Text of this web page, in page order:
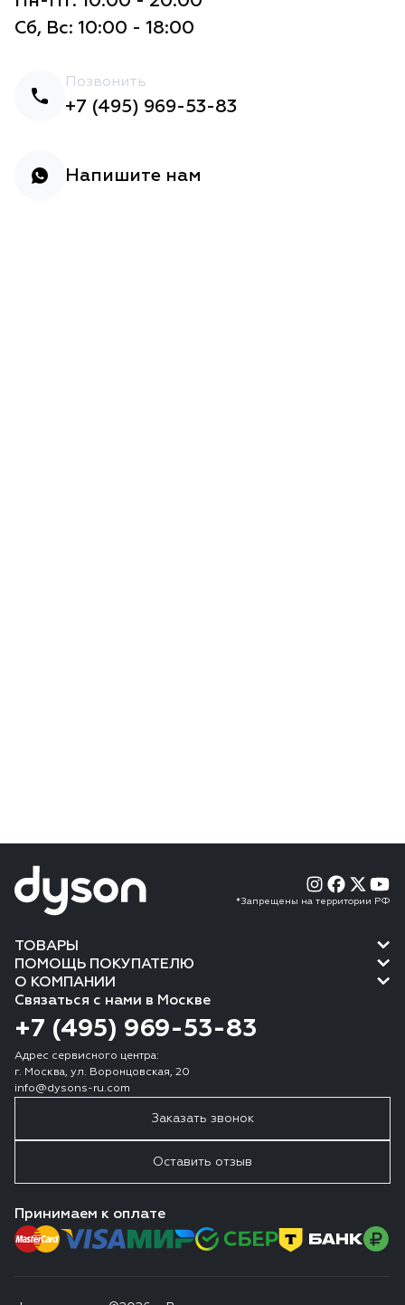
Сб, Вс: 10:00 - 18:00
Позвонить
+7 (495) 969-53-83
Напишите нам
*Запрещены на территории РФ
ТОВАРЫ
ПОМОЩЬ ПОКУПАТЕЛЮ
О КОМПАНИИ
Связаться с нами в Москве
+7 (495) 969-53-83
Адрес сервисного центра:
г. Москва, ул. Воронцовская, 20
info@dysons-ru.com
Заказать звонок
Оставить отзыв
Принимаем к оплате